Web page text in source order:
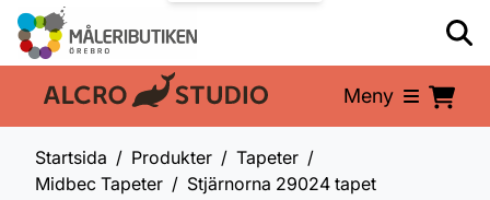
En del av: Meny
Startsida Produkter
Tapeter
Midbec Tapeter
Stjärnorna 29024 tapet